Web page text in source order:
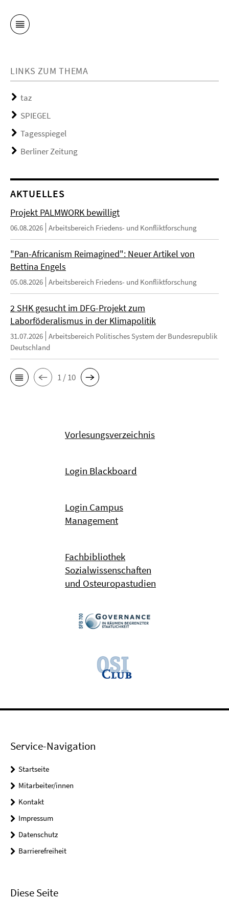
LINKS ZUM THEMA
taz
SPIEGEL
Tagesspiegel
Berliner Zeitung
AKTUELLES
Projekt PALMWORK bewilligt
06.08.2026 Arbeitsbereich Friedens- und Konfliktforschung
"Pan-Africanism Reimagined": Neuer Artikel von
Bettina Engels
05.08.2026 Arbeitsbereich Friedens- und Konfliktforschung
2 SHK gesucht im DFG-Projekt zum
Laborföderalismus in der Klimapolitik
31.07.2026 Arbeitsbereich Politisches System der Bundesrepublik
Deutschland
1 / 10
Vorlesungsverzeichnis
Login Blackboard
Login Campus
Management
Fachbibliothek
Sozialwissenschaften
und Osteuropastudien
Service-Navigation
Startseite
Mitarbeiter/innen
Kontakt
Impressum
Datenschutz
Barrierefreiheit
Diese Seite